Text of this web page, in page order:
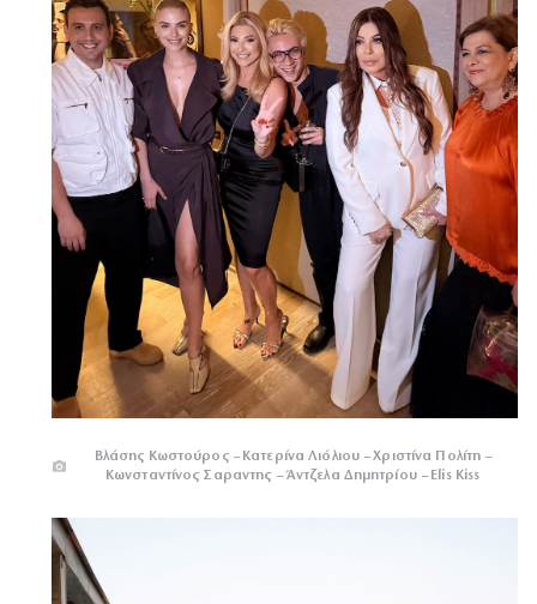
Βλάσης Κωστούρος – Κατερίνα Λιόλιου – Χριστίνα Πολίτη –
Κωνσταντίνος Σαραντης – Άντζελα Δημητρίου – Elis Kiss